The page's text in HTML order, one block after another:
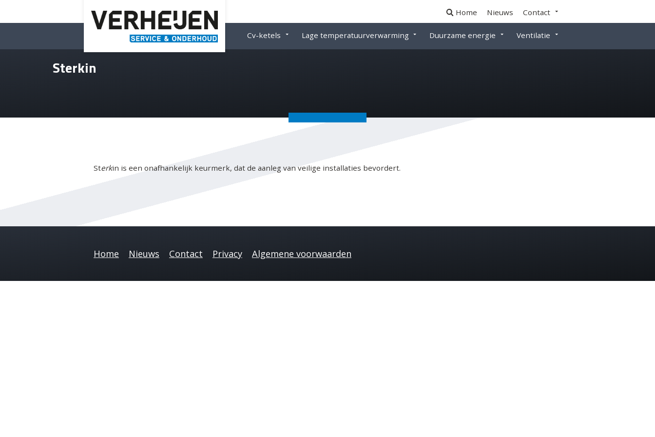
Home Nieuws Contact
Cv-ketels Lage temperatuurverwarming Duurzame energie Ventilatie
Sterkin
Sterkin is een onafhankelijk keurmerk, dat de aanleg van veilige installaties bevordert.
Home Nieuws Contact Privacy Algemene voorwaarden